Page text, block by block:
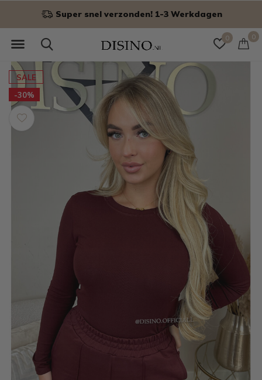
0 0
Niet goed? Geld terug!
SALE
-30%